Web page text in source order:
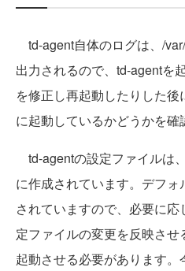
td-agent自体のログは、/
出力されるので、td-agentを
を修正し再起動したりした
に起動しているかどうかを確
td-agentの設定ファイルは
に作成されています。デフ
されていますので、必要に
定ファイルの変更を反映さ
起動させる必要があります